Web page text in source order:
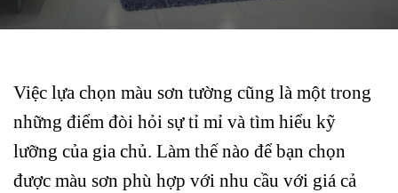
Việc lựa chọn màu sơn tường cũng là một trong
những điểm đòi hỏi sự tỉ mỉ và tìm hiểu kỹ
lưỡng của gia chủ. Làm thế nào để bạn chọn
được màu sơn phù hợp với nhu cầu với giá cả